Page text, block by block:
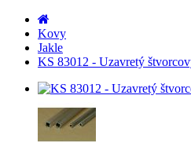
Kovy
Jakle
KS 83012 - Uzavretý